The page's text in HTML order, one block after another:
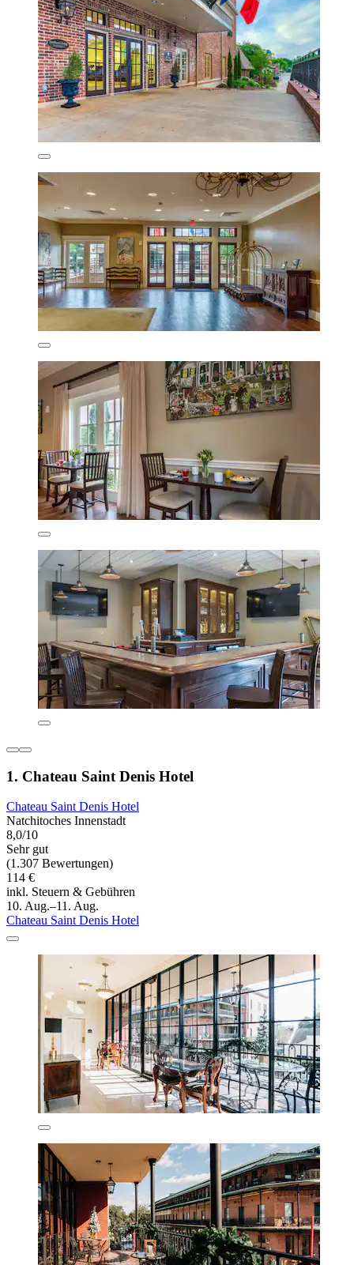
1. Chateau Saint Denis Hotel
Chateau Saint Denis Hotel
Natchitoches Innenstadt
8,0/10
Sehr gut
(1.307 Bewertungen)
114 €
inkl. Steuern & Gebühren
10. Aug.–11. Aug.
Chateau Saint Denis Hotel